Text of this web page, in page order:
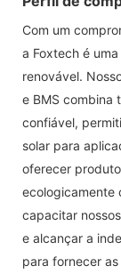
Com um
a Foxtech é
renovável.
e BMS combina
confiável,
solar para
oferecer
ecologicamente
capacitar
e alcançar a
para fornecer